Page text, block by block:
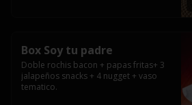
Box Soy tu padre
Doble rochis bacon + papas fritas+ 3
jalapeños snacks + 4 nugget + vaso
tematico.